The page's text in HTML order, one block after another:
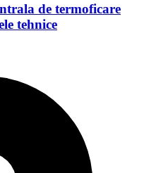
de termoficare
tehnice